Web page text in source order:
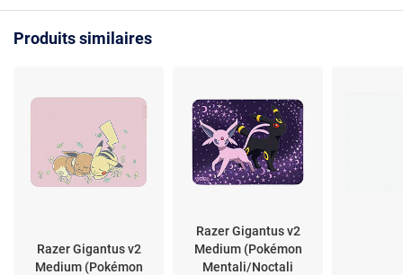
Produits similaires
Razer Gigantus v2
Medium (Pokémon
Razer Gigantus v2
Medium (Pokémon
Mentali/Noctali